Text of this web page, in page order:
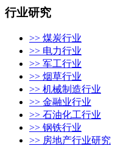
行业研究
>> 煤炭行业
>> 电力行业
>> 军工行业
>> 烟草行业
>> 机械制造行业
>> 金融业行业
>> 石油化工行业
>> 钢铁行业
>> 房地产行业研究